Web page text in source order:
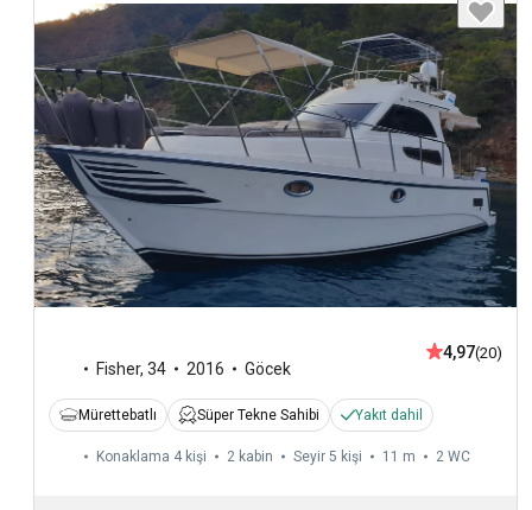
Fisher, 34 2016 Göcek
4,97(20)
Mürettebatlı Süper Tekne Sahibi Yakıt dahil
Konaklama 4 kişi 2 kabin Seyir 5 kişi 11 m 2 WC